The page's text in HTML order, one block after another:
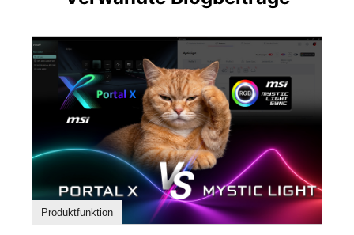
Produktfunktion